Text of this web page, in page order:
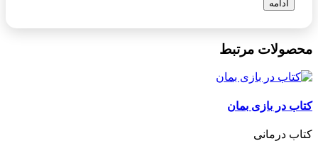
ادامه
محصولات مرتبط
کتاب در بازی بمان
کتاب درمانی